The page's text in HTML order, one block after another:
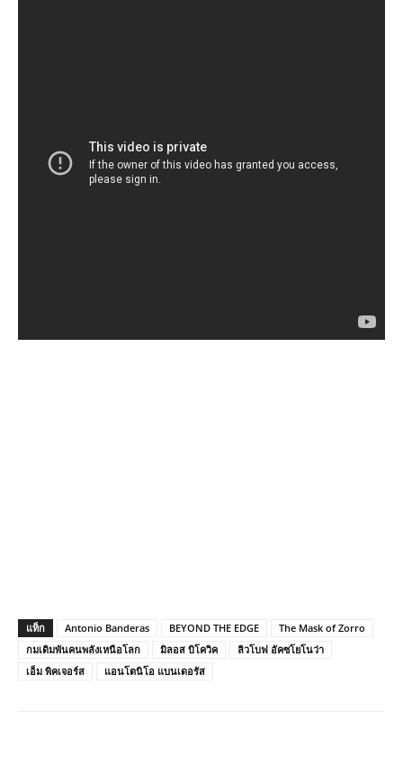
แท็ก Antonio Banderas BEYOND THE EDGE
The Mask of Zorro
กมเดิมพันคนพลังเหนือโลก
มิลอส บิโควิค
ลิวโบฟ อัคซโยโนว่า
เอ็ม พิคเจอร์ส
แอนโตนิโอ แบนเดอรัส